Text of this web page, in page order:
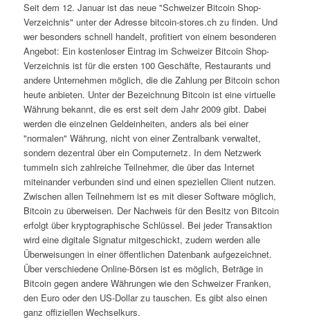
Seit dem 12. Januar ist das neue "Schweizer Bitcoin Shop-
Verzeichnis" unter der Adresse bitcoin-stores.ch zu finden. Und
wer besonders schnell handelt, profitiert von einem besonderen
Angebot: Ein kostenloser Eintrag im Schweizer Bitcoin Shop-
Verzeichnis ist für die ersten 100 Geschäfte, Restaurants und
andere Unternehmen möglich, die die Zahlung per Bitcoin schon
heute anbieten. Unter der Bezeichnung Bitcoin ist eine virtuelle
Währung bekannt, die es erst seit dem Jahr 2009 gibt. Dabei
werden die einzelnen Geldeinheiten, anders als bei einer
"normalen" Währung, nicht von einer Zentralbank verwaltet,
sondern dezentral über ein Computernetz. In dem Netzwerk
tummeln sich zahlreiche Teilnehmer, die über das Internet
miteinander verbunden sind und einen speziellen Client nutzen.
Zwischen allen Teilnehmern ist es mit dieser Software möglich,
Bitcoin zu überweisen. Der Nachweis für den Besitz von Bitcoin
erfolgt über kryptographische Schlüssel. Bei jeder Transaktion
wird eine digitale Signatur mitgeschickt, zudem werden alle
Überweisungen in einer öffentlichen Datenbank aufgezeichnet.
Über verschiedene Online-Börsen ist es möglich, Beträge in
Bitcoin gegen andere Währungen wie den Schweizer Franken,
den Euro oder den US-Dollar zu tauschen. Es gibt also einen
ganz offiziellen Wechselkurs.